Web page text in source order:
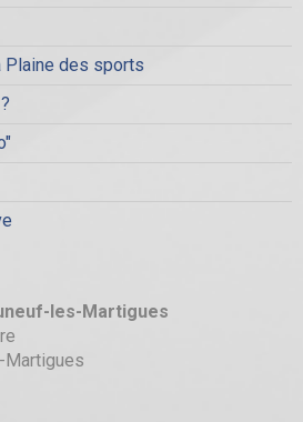
Plaine des sports
les-Martigues
Martigues